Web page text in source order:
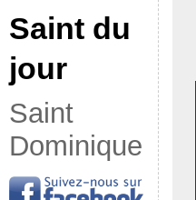
Saint du
jour
Saint
Dominique